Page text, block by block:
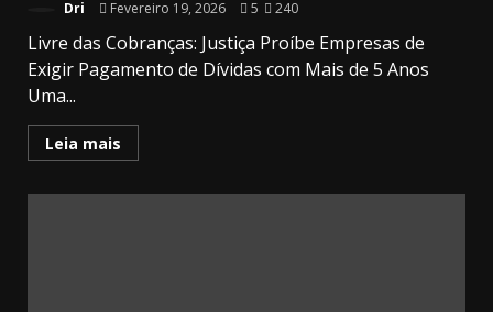
Dri Fevereiro 19, 2026 5 240
Livre das Cobranças: Justiça Proíbe Empresas de
Exigir Pagamento de Dívidas com Mais de 5 Anos
Uma...
Leia mais